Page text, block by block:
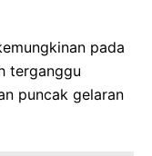
pada
terganggu
puncak gelaran